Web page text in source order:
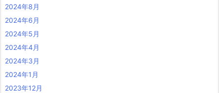
2024年8月
2024年6月
2024年5月
2024年4月
2024年3月
2024年1月
2023年12月